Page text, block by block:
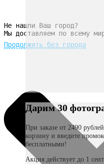
Не нашли Ваш город?
Мы доставляем по всему
Продолжить без города
Дарим 30
При заказе от 2490
корзину и введите
бесплатными!
Акция действует до 1